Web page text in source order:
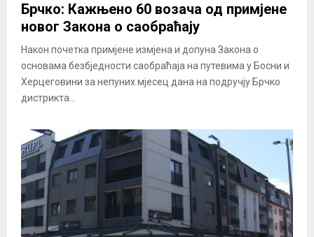
Брчко: Кажњено 60 возача од примјене
новог Закона о саобраћају
Након почетка примјене измјена и допуна Закона о
основама безбједности саобраћаја на путевима у Босни и
Херцеговини за непуних мјесец дана на подручју Брчко
дистрикта...